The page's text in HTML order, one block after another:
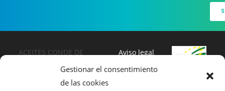
Gestionar el consentimiento
de las cookies
ACEITES CONDE DE
TORREPALMA, S.C.A.
Pol. Ind. El Cerezo, Calle
Aviso legal
Política de